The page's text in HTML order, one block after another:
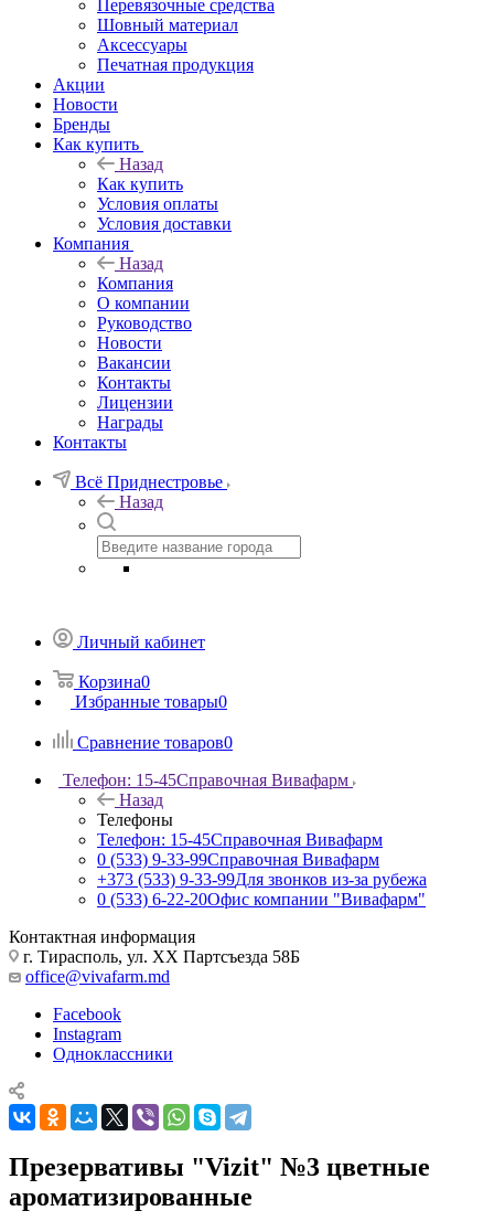
Перевязочные средства
Шовный материал
Аксессуары
Печатная продукция
Акции
Новости
Бренды
Как купить
Назад
Как купить
Условия оплаты
Условия доставки
Компания
Назад
Компания
О компании
Руководство
Новости
Вакансии
Контакты
Лицензии
Награды
Контакты
Всё Приднестровье
Назад
Личный кабинет
Корзина0
Избранные товары0
Сравнение товаров0
Телефон: 15-45Справочная Вивафарм
Назад
Телефоны
Телефон: 15-45Справочная Вивафарм
0 (533) 9-33-99Справочная Вивафарм
+373 (533) 9-33-99Для звонков из-за рубежа
0 (533) 6-22-20Офис компании "Вивафарм"
Контактная информация
г. Тирасполь, ул. ХХ Партсъезда 58Б
office@vivafarm.md
Facebook
Instagram
Одноклассники
Презервативы "Vizit" №3 цветные
ароматизированные